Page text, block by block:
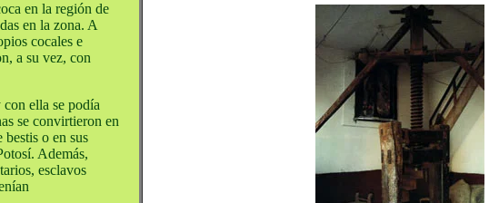
en la región de
en la zona. A
cocales e
a su vez, con
ella se podía
se convirtieron en
o en sus
Además,
esclavos